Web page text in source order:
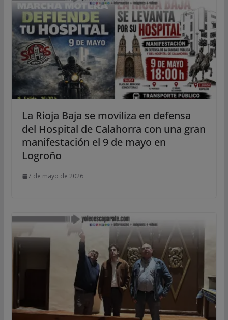
La Rioja Baja se moviliza en defensa
del Hospital de Calahorra con una gran
manifestación el 9 de mayo en
Logroño
7 de mayo de 2026